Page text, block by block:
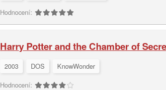
Hodnocení:
Harry Potter and the Chamber of
2003 DOS
KnowWonder
Hodnocení: